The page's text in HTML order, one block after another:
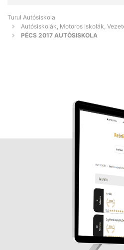
Turul Autósiskola
Autósiskolák, Motoros Iskolák,
PÉCS 2017 AUTÓSISKOLA